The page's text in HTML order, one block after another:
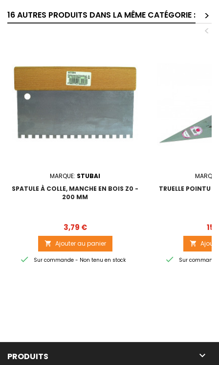
16 AUTRES PRODUITS DANS LA MÊME CATÉGORIE :
>
<
MARQUE: STUBAI
SPATULE À COLLE, MANCHE EN BOIS Z0 -
200 MM
Prix
3,79 €
 Ajouter au panier
 Sur commande - Non tenu en stock
TRUELLE POINTU

 Sur
PRODUITS 